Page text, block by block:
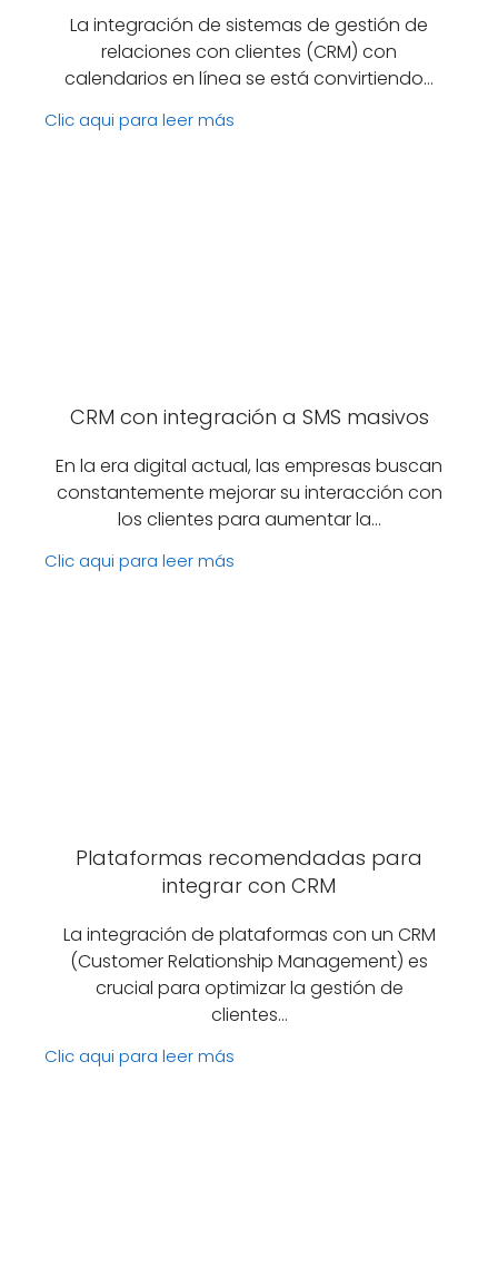
La integración de sistemas de gestión de
relaciones con clientes (CRM) con
calendarios en línea se está convirtiendo…
Clic aqui para leer más
CRM con integración a SMS masivos
En la era digital actual, las empresas buscan
constantemente mejorar su interacción con
los clientes para aumentar la…
Clic aqui para leer más
Plataformas recomendadas para
integrar con CRM
La integración de plataformas con un CRM
(Customer Relationship Management) es
crucial para optimizar la gestión de
clientes…
Clic aqui para leer más